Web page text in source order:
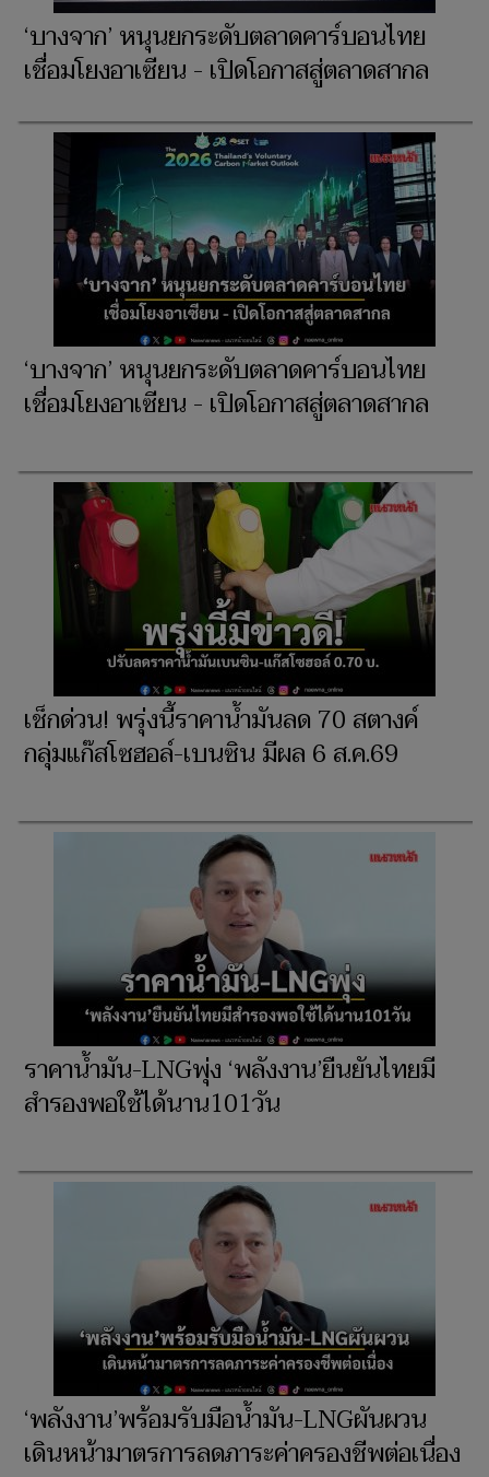
‘บางจาก’ หนุนยกระดับตลาดคาร์บอนไทย
เชื่อมโยงอาเซียน - เปิดโอกาสสู่ตลาดสากล
‘บางจาก’ หนุนยกระดับตลาดคาร์บอนไทย
เชื่อมโยงอาเซียน - เปิดโอกาสสู่ตลาดสากล
เช็กด่วน! พรุ่งนี้ราคาน้ำมันลด 70 สตางค์
กลุ่มแก๊สโซฮอล์-เบนซิน มีผล 6 ส.ค.69
ราคาน้ำมัน-LNGพุ่ง ‘พลังงาน’ยืนยันไทยมี
สำรองพอใช้ได้นาน101วัน
‘พลังงาน’พร้อมรับมือน้ำมัน-LNGผันผวน
เดินหน้ามาตรการลดภาระค่าครองชีพต่อเนื่อง